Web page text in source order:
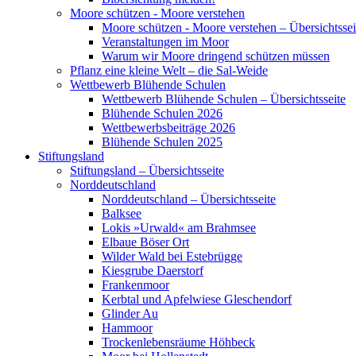
Moore schützen - Moore verstehen
Moore schützen - Moore verstehen –
Veranstaltungen im Moor
Warum wir Moore dringend schützen müssen
Pflanz eine kleine Welt – die Sal-Weide
Wettbewerb Blühende Schulen
Wettbewerb Blühende Schulen – Übersichtsseite
Blühende Schulen 2026
Wettbewerbsbeiträge 2026
Blühende Schulen 2025
Stiftungsland
Stiftungsland – Übersichtsseite
Norddeutschland
Norddeutschland – Übersichtsseite
Balksee
Lokis »Urwald« am Brahmsee
Elbaue Böser Ort
Wilder Wald bei Estebrügge
Kiesgrube Daerstorf
Frankenmoor
Kerbtal und Apfelwiese Gleschendorf
Glinder Au
Hammoor
Trockenlebensräume Höhbeck